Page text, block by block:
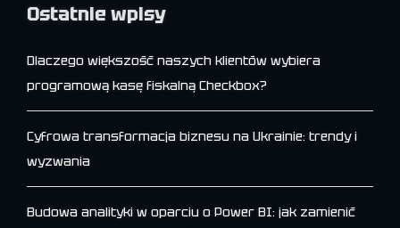
Ostatnie wpisy
Dlaczego większość naszych klientów wybiera
programową kasę fiskalną Checkbox?
Cyfrowa transformacja biznesu na Ukrainie: trendy i
wyzwania
Budowa analityki w oparciu o Power BI: jak zamienić